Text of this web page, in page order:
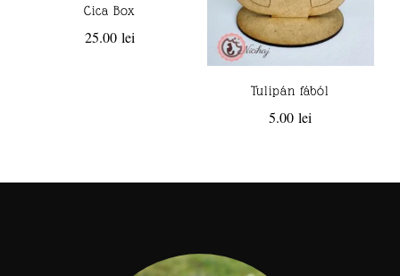
Cica Box
25.00 lei
Tulipán fából
5.00lei